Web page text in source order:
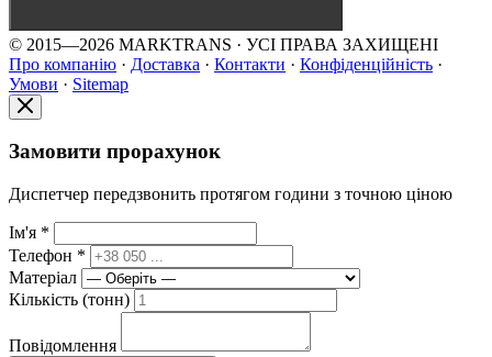
© 2015—2026 MARKTRANS · УСІ ПРАВА ЗАХИЩЕНІ
Про компанію · Доставка · Контакти · Конфіденційність ·
Умови · Sitemap
Замовити прорахунок
Диспетчер передзвонить протягом години з точною ціною
Ім'я *
Телефон *
Матеріал
Кількість (тонн)
Повідомлення